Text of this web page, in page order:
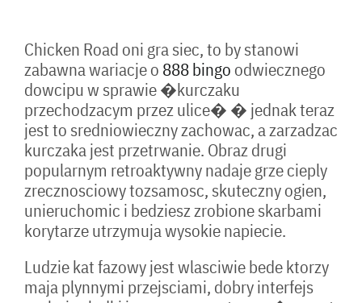
Chicken Road oni gra siec, to by stanowi
zabawna wariacje o 888 bingo odwiecznego
dowcipu w sprawie �kurczaku
przechodzacym przez ulice� � jednak teraz
jest to sredniowieczny zachowac, a zarzadzac
kurczaka jest przetrwanie. Obraz drugi
popularnym retroaktywny nadaje grze cieply
zrecznosciowy tozsamosc, skuteczny ogien,
unieruchomic i bedziesz zrobione skarbami
korytarze utrzymuja wysokie napiecie.
Ludzie kat fazowy jest wlasciwie bede ktorzy
maja plynnymi przejsciami, dobry interfejs